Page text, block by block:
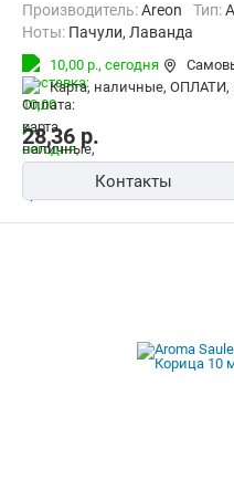
Производитель:Areon Тип:
Ноты: Пачули, Лаванда
10,00 р., сегодня
карта, наличные, ОПЛАТИ,
28,36 р.
Контакты